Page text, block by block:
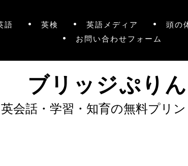
語 英検 英語メディア 頭の
お問い合わせフォーム
ブリッジぷり
英会話・学習・知育の無料プリ